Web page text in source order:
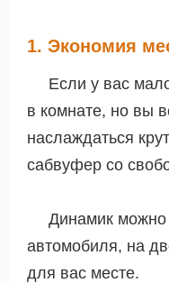
1. Экономия
Если у вас
в комнате, но вы
наслаждаться
сабвуфер со
Динамик можно
автомобиля, на
для вас месте.